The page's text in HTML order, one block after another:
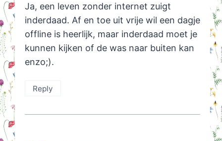
Ja, een leven zonder internet zuigt
inderdaad. Af en toe uit vrije wil een dagje
offline is heerlijk, maar inderdaad moet je
kunnen kijken of de was naar buiten kan
enzo;).
Reply